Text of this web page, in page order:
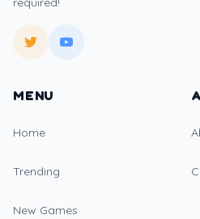
MENU
Home
Trending
New Games